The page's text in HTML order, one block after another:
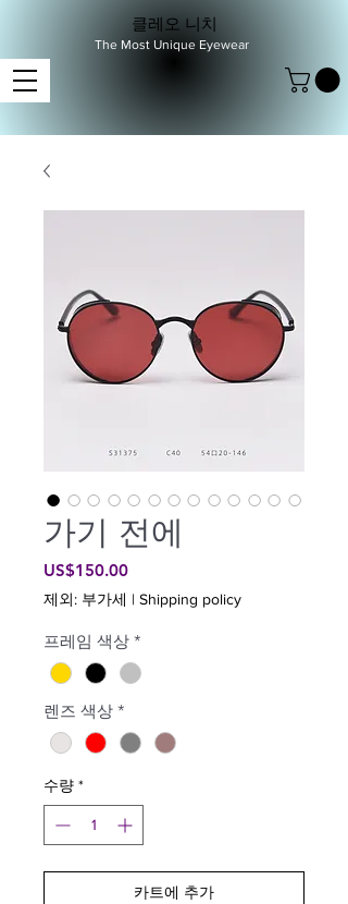
클레오 니치
The Most Unique Eyewear
가기 전에
US$150.00가
격
제외: 부가세 | Shipping policy
프레임 색상 *
렌즈 색상 *
수량 *
카트에 추가